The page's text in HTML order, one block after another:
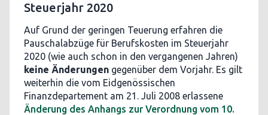
Steuerjahr 2020
Auf Grund der geringen Teuerung erfahren die
Pauschalabzüge für Berufskosten im Steuerjahr
2020 (wie auch schon in den vergangenen Jahren)
keine Änderungen gegenüber dem Vorjahr. Es gilt
weiterhin die vom Eidgenössischen
Finanzdepartement am 21. Juli 2008 erlassene
Änderung des Anhangs zur Verordnung vom 10.